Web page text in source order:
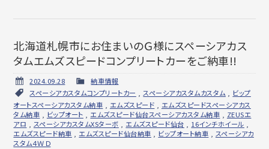
北海道札幌市にお住まいのＧ様にスペーシアカス
タムエムズスピードコンプリートカーをご納車!!
2024.09.28
納車情報
スペーシアカスタムコンプリートカー ,スペーシアカスタムカスタム, ビップ
オートスペーシアカスタム納車 , エムズスピード , エムズスピードスペーシアカス
タム納車 , ビップオート , エムズスピード仙台スペーシアカスタム納車 , ZEUSエ
アロ , スペーシアカスタムXSターボ , エムズスピード仙台 , 16インチホイール ,
エムズスピード納車 , エムズスピード仙台納車 , ビップオート納車 , スペーシアカ
スタム４ＷＤ